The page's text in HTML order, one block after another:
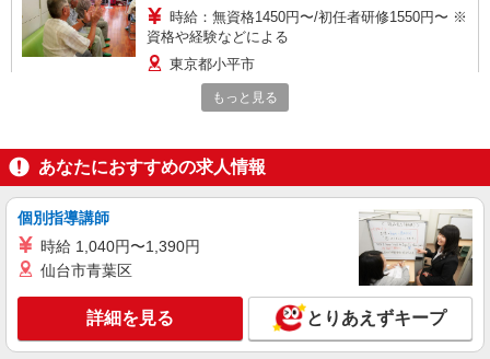
時給：無資格1450円〜/初任者研修1550円〜 ※
資格や経験などによる
東京都小平市
派遣社員
株式会社ブレイブ（マイナビグループ）/MDN13
介護スタッフ ◆デイサービス、サービス付き
高齢者向け住宅、グループホームなど様々な勤
務先から選べます。
未経験：時給1600〜1800円（資格・経験によ
る） 経験者：時給1800〜2000円（資格・経験によ
る） ◎月収例 時給2000円×1日8時間×22日（週5
日）＝35万2000円 ◆昇給あり ◆支払い方法 ※日
払い/週払い/月払い対応も可能です。詳しくは面談
各線「小平駅」 ◆西武多摩湖線「青梅街道駅」 ★
その他、近隣に多数勤務地あります！
もっと見る
あなたにおすすめの求人情報
個別指導講師
時給 1,040円〜1,390円
仙台市青葉区
詳細を見る とりあえずキープ